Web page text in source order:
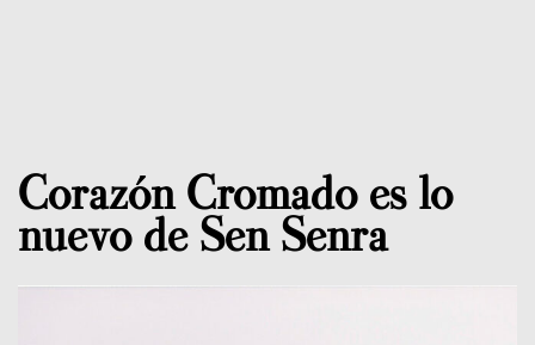
Corazón Cromado es lo
nuevo de Sen Senra